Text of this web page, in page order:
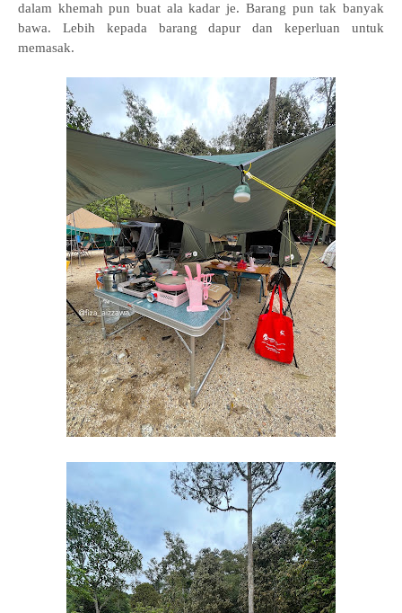
dalam khemah pun buat ala kadar je. Barang pun tak banyak
bawa. Lebih kepada barang dapur dan keperluan untuk
memasak.